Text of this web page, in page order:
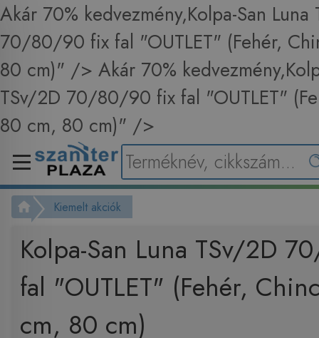
Akár 70% kedvezmény,Kolpa-San Luna
70/80/90 fix fal "OUTLET" (Fehér,
80 cm)" /> Akár 70%
TSv/2D 70/80/90 fix fal "OUTLET"
80 cm, 80 cm)" />
Kiemelt akciók
Kolpa-San Luna TSv/2D
fal "OUTLET" (Fehér,
cm, 80 cm)